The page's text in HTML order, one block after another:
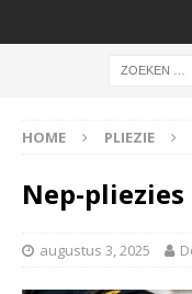
HOME PLIEZIE
Nep-
augustus 3, 2025